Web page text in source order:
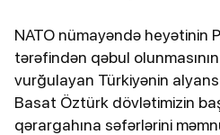
NATO nümayəndə heyətinin
tərəfindən qəbul
vurğulayan Türkiyənin
Basat Öztürk dövlətimizin
qərargahına səfərlərini